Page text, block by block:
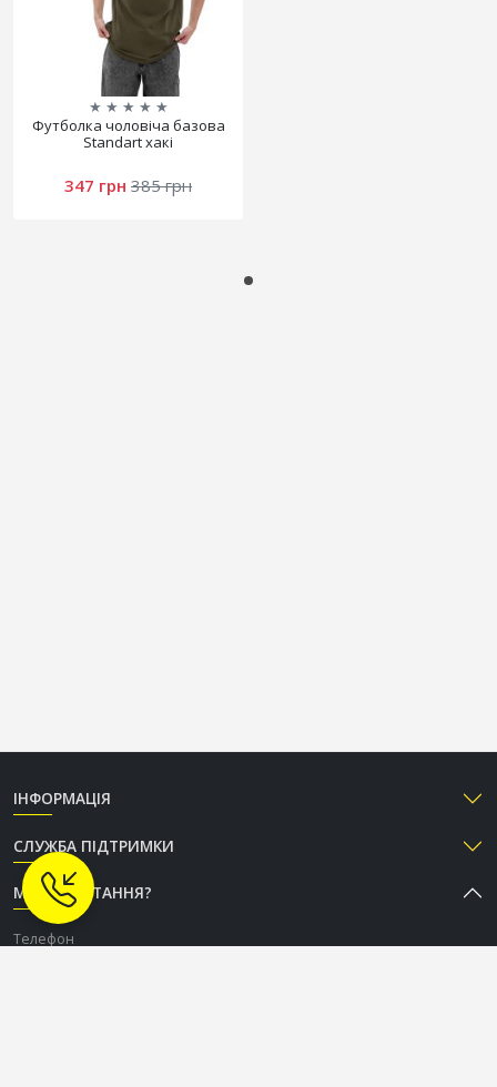
★ ★ ★ ★ ★
Футболка чоловіча базова
Standart хакі
347 грн 385 грн
ІНФОРМАЦІЯ
СЛУЖБА ПІДТРИМКИ
МАЄТЕ ПИТАННЯ?
Телефон